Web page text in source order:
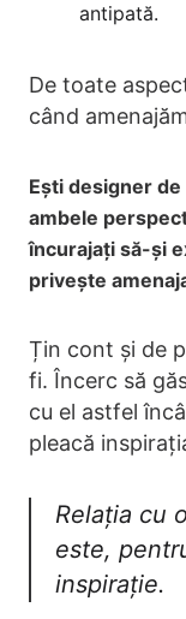
antipată.
De toate
când
Ești designer
ambele
încurajați să-și
privește
Țin cont și de
fi. Încerc să
cu el astfel
pleacă
Relația cu
este,
inspirație.